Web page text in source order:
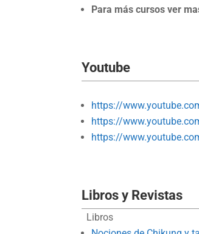
Para más cursos ver
Youtube
https://
https://
https://
Libros y Revistas
Libros